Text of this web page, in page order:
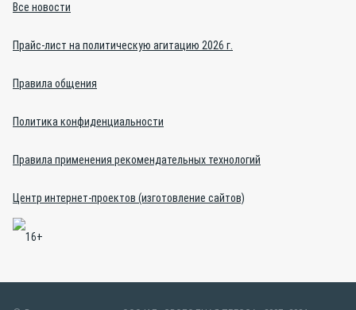
Все новости
Прайс-лист на политическую агитацию 2026 г.
Правила общения
Политика конфиденциальности
Правила применения рекомендательных технологий
Центр интернет-проектов (изготовление сайтов)